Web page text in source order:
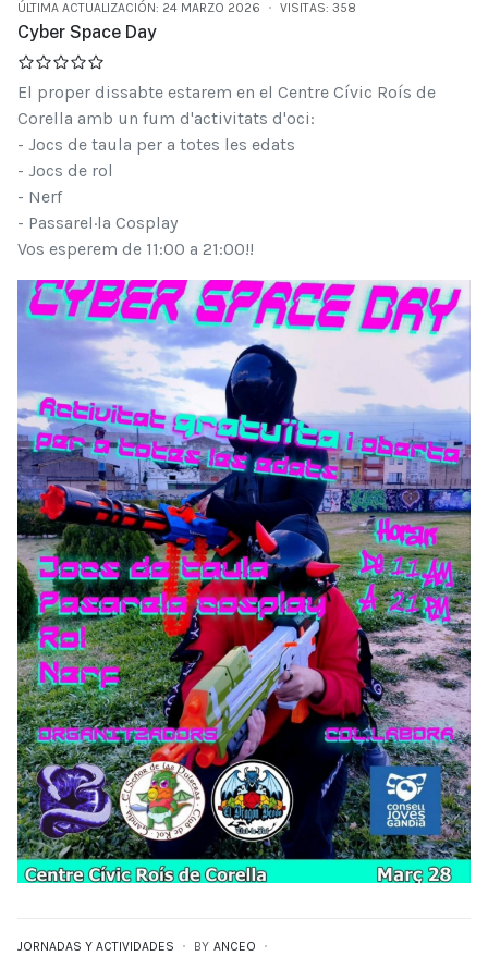
ÚLTIMA ACTUALIZACIÓN: 24 MARZO 2026 VISITAS: 358
Cyber Space Day
El proper dissabte estarem en el Centre Cívic Roís de
Corella amb un fum d'activitats d'oci:
- Jocs de taula per a totes les edats
- Jocs de rol
- Nerf
- Passarel·la Cosplay
Vos esperem de 11:00 a 21:00!!
JORNADAS Y ACTIVIDADES BY ANCEO